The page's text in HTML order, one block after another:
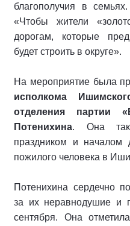
благополучия в
«Чтобы жители
дорогам, которые
будет строить в округе».
На мероприятие была
исполкома
отделения партии
Потенихина. Она
праздником и
пожилого человека в
Потенихина сердечно
за их неравнодушие и
сентября. Она